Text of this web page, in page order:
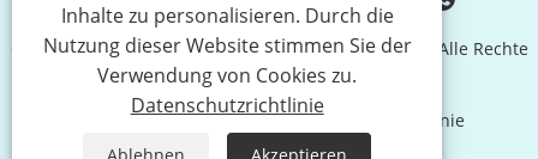
Copyright © Shenzhen Scentsea Technology Co., Ltd. Alle Rechte
vorbehalten.
Sitemap RSS XML Datenschutzrichtlinie
Inhalte zu personalisieren. Durch die
Nutzung dieser Website stimmen Sie der
Verwendung von Cookies zu.
Datenschutzrichtlinie